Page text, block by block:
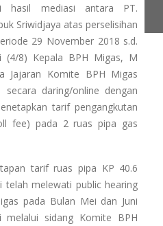
hasil mediasi antara PT.
Sriwidjaya atas perselisihan
29 November 2018 s.d.
(4/8) Kepala BPH Migas, M
Jajaran Komite BPH Migas
daring/online dengan
tarif pengangkutan
fee) pada 2 ruas pipa gas
tarif ruas pipa KP 40.6
telah melewati public hearing
pada Bulan Mei dan Juni
melalui sidang Komite BPH